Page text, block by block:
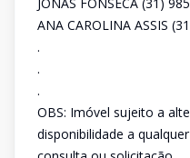
ANA CAROLINA ASSIS
.
.
.
OBS: Imóvel sujeito a
disponibilidade a